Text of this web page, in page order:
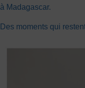
à Madagascar.
Des moments qui